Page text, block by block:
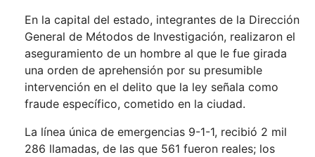
En la capital del estado, integrantes de la Dirección
General de Métodos de Investigación, realizaron el
aseguramiento de un hombre al que le fue girada
una orden de aprehensión por su presumible
intervención en el delito que la ley señala como
fraude específico, cometido en la ciudad.
La línea única de emergencias 9-1-1, recibió 2 mil
286 llamadas, de las que 561 fueron reales; los